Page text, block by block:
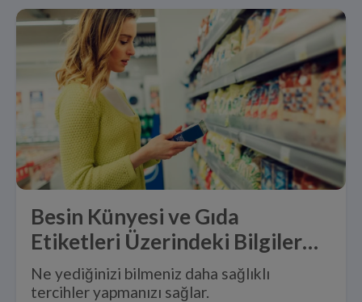
Besin Künyesi ve Gıda
Etiketleri Üzerindeki Bilgiler
Ne Anlama Gelir?
Ne yediğinizi bilmeniz daha sağlıklı
tercihler yapmanızı sağlar.